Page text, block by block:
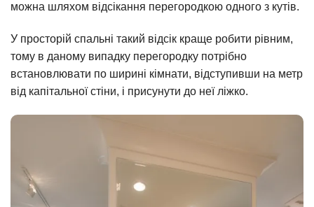
можна шляхом відсікання перегородкою одного з кутів.
У просторій спальні такий відсік краще робити рівним,
тому в даному випадку перегородку потрібно
встановлювати по ширині кімнати, відступивши на метр
від капітальної стіни, і присунути до неї ліжко.